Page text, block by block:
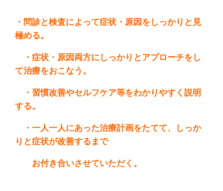
・問診と検査によって症状・原因をしっかりと見
極める。
・症状・原因両方にしっかりとアプローチをし
て治療をおこなう。
・習慣改善やセルフケア等をわかりやすく説明
する。
・一人一人にあった治療計画をたてて、しっか
りと症状が改善するまで
お付き合いさせていただく。